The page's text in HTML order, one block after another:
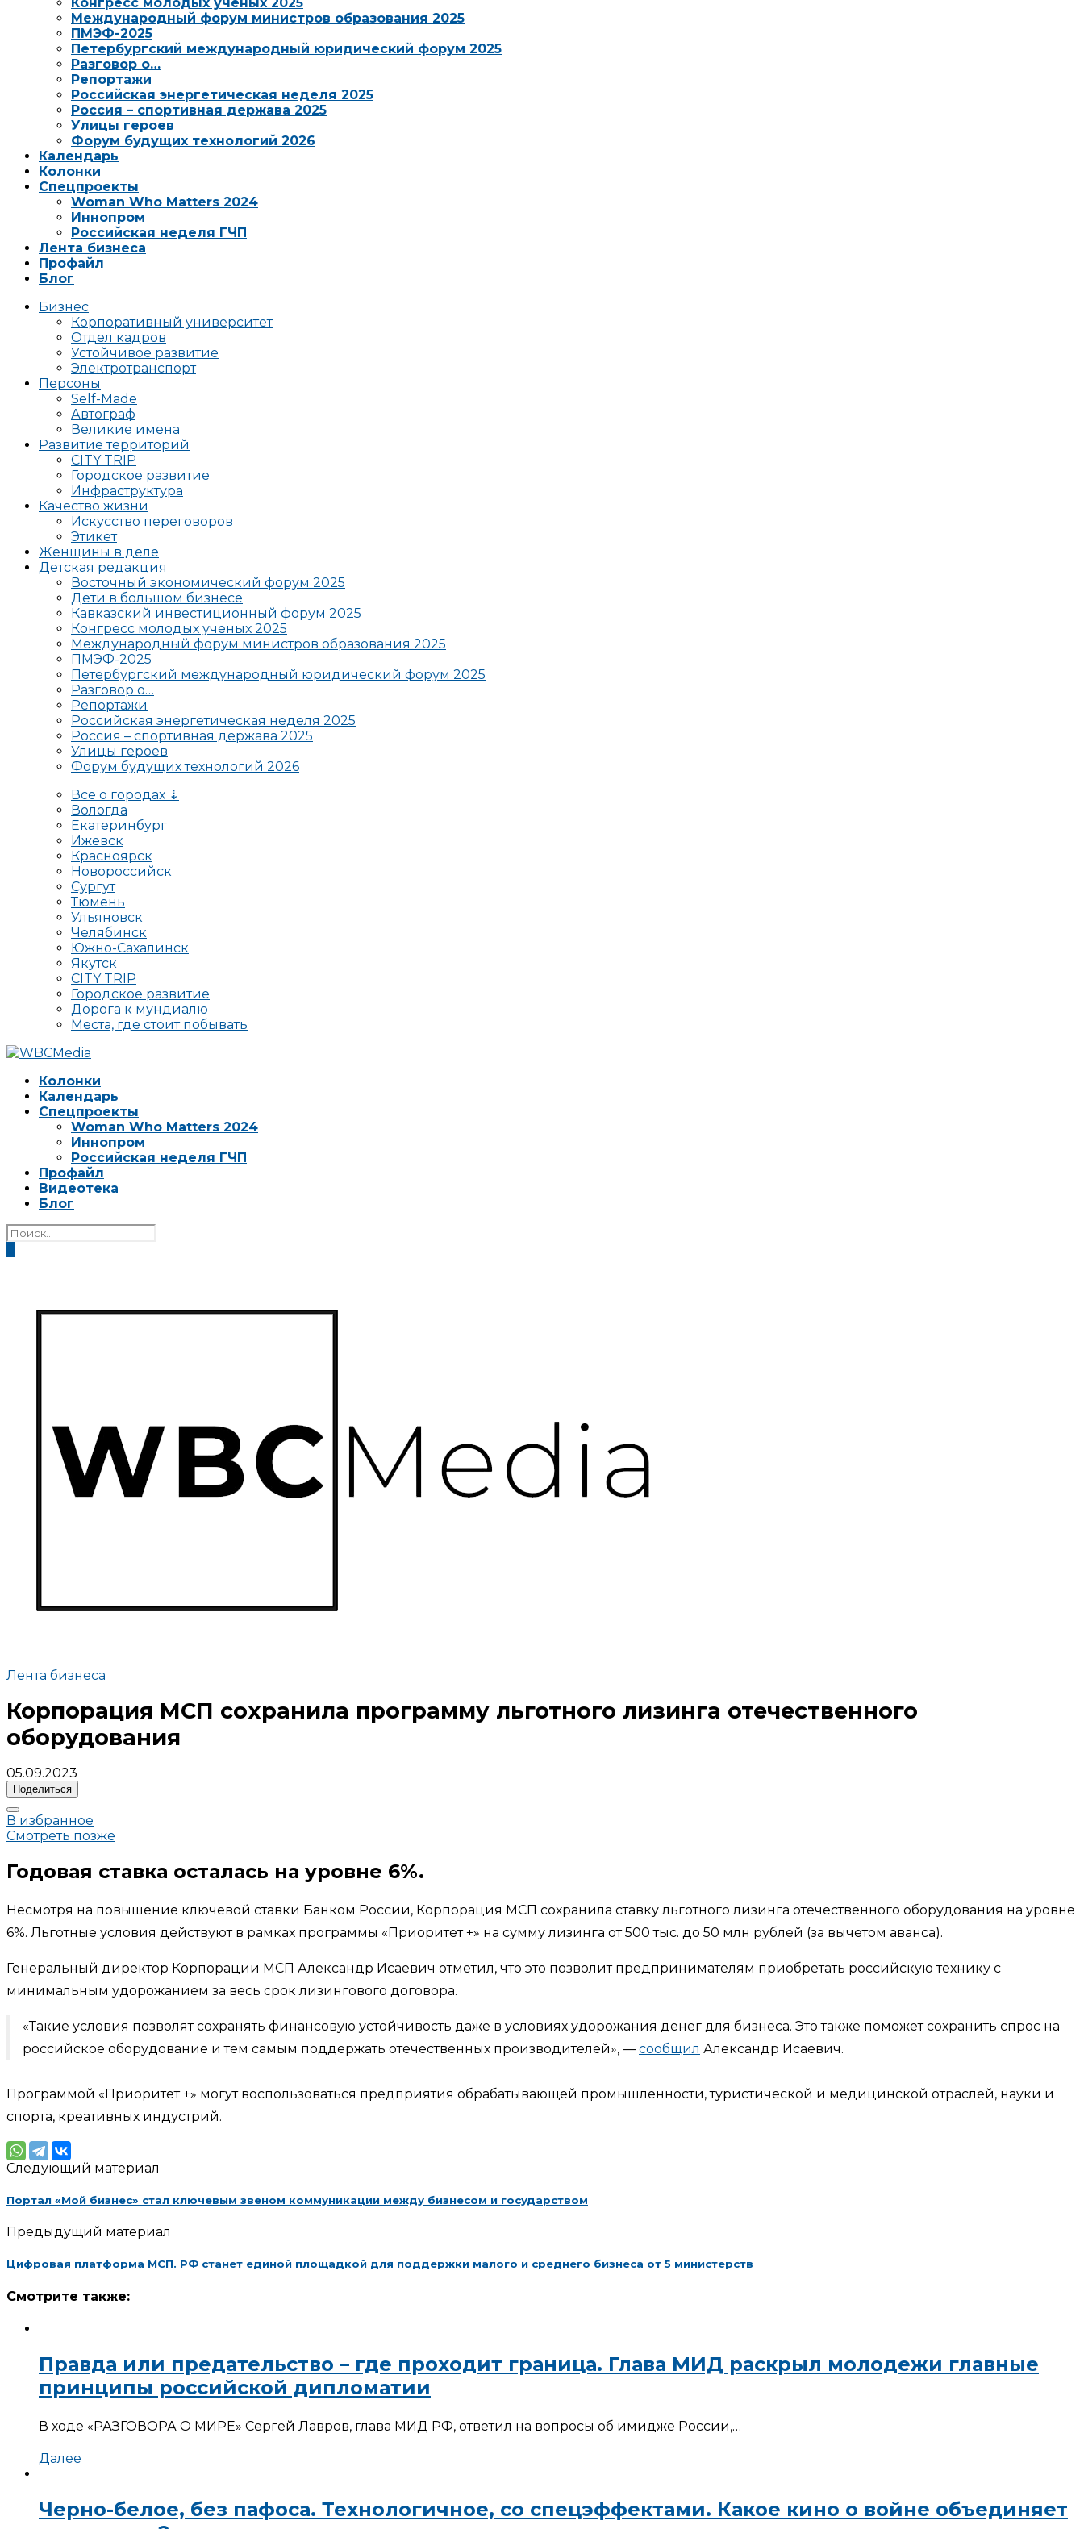
Международный форум министров образования 2025
ПМЭФ-2025
Петербургский международный юридический форум 2025
Разговор о…
Репортажи
Российская энергетическая неделя 2025
Россия – спортивная держава 2025
Улицы героев
Форум будущих технологий 2026
Календарь
Колонки
Спецпроекты
Woman Who Matters 2024
Иннопром
Российская неделя ГЧП
Лента бизнеса
Профайл
Блог
Бизнес
Корпоративный университет
Отдел кадров
Устойчивое развитие
Электротранспорт
Персоны
Self-Made
Автограф
Великие имена
Развитие территорий
CITY TRIP
Городское развитие
Инфраструктура
Качество жизни
Искусство переговоров
Этикет
Женщины в деле
Детская редакция
Восточный экономический форум 2025
Дети в большом бизнесе
Кавказский инвестиционный форум 2025
Конгресс молодых ученых 2025
Международный форум министров образования 2025
ПМЭФ-2025
Петербургский международный юридический форум 2025
Разговор о…
Репортажи
Российская энергетическая неделя 2025
Россия – спортивная держава 2025
Улицы героев
Форум будущих технологий 2026
Всё о городах ⇣
Вологда
Екатеринбург
Ижевск
Красноярск
Новороссийск
Сургут
Тюмень
Ульяновск
Челябинск
Южно-Сахалинск
Якутск
CITY TRIP
Городское развитие
Дорога к мундиалю
Места, где стоит побывать
Колонки
Календарь
Спецпроекты
Woman Who Matters 2024
Иннопром
Российская неделя ГЧП
Профайл
Видеотека
Блог
Лента бизнеса
Корпорация МСП сохранила программу льготного лизинга отечественного
оборудования
05.09.2023
Поделиться
В избранное
Смотреть позже
Годовая ставка осталась на уровне 6%.
Несмотря на повышение ключевой ставки Банком России, Корпорация МСП сохранила ставку льготного лизинга отечественного оборудования на уровне
6%. Льготные условия действуют в рамках программы «Приоритет +» на сумму лизинга от 500 тыс. до 50 млн рублей (за вычетом аванса).
Генеральный директор Корпорации МСП Александр Исаевич отметил, что это позволит предпринимателям приобретать российскую технику с
минимальным удорожанием за весь срок лизингового договора.
«Такие условия позволят сохранять финансовую устойчивость даже в условиях удорожания денег для бизнеса. Это также поможет сохранить спрос на
российское оборудование и тем самым поддержать отечественных производителей», — сообщил Александр Исаевич.
Программой «Приоритет +» могут воспользоваться предприятия обрабатывающей промышленности, туристической и медицинской отраслей, науки и
спорта, креативных индустрий.
Следующий материал
Портал «Мой бизнес» стал ключевым звеном коммуникации между бизнесом и государством
Предыдущий материал
Цифровая платформа МСП. РФ станет единой площадкой для поддержки малого и среднего бизнеса от 5 министерств
Смотрите также:
Правда или предательство – где проходит граница. Глава МИД раскрыл молодежи главные
принципы российской дипломатии
В ходе «РАЗГОВОРА О МИРЕ» Сергей Лавров, глава МИД РФ, ответил на вопросы об имидже России,…
Далее
Черно-белое, без пафоса. Технологичное, со спецэффектами. Какое кино о войне объединяет